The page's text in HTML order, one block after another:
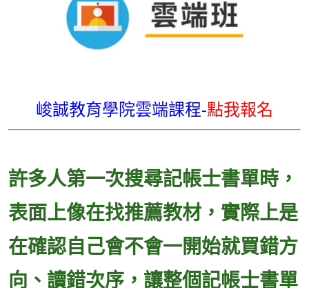
峻誠教育學院雲端課程-點我報名
許多人第一次搜尋記帳士書單時，
表面上像在找推薦教材，實際上是
在確認自己會不會一開始就買錯方
向、讀錯次序，讓整個記帳士書單